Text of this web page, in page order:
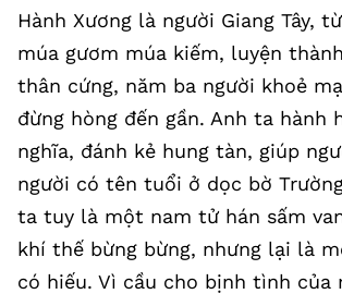
Hành Xương là người Giang Tây,
múa gươm múa kiếm, luyện
thân cứng, năm ba người khoẻ
đừng hòng đến gần. Anh ta hành
nghĩa, đánh kẻ hung tàn, giúp
người có tên tuổi ở dọc bờ
ta tuy là một nam tử hán sấm
khí thế bừng bừng, nhưng lại là
có hiếu. Vì cầu cho bịnh tình của